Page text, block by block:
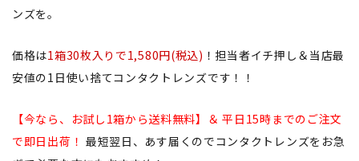
ンズを。
価格は1箱30枚入りで1,580円(税込) ！担当者イチ押し＆当店最
安値の1日使い捨てコンタクトレンズです！！
【今なら、お試し1箱から送料無料】＆ 平日15時までのご注文
で即日出荷！ 最短翌日、あす届くのでコンタクトレンズをお急